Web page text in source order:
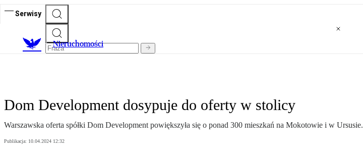
Serwisy
Nieruchomości
Dom Development dosypuje do oferty w stolicy
Warszawska oferta spółki Dom Development powiększyła się o ponad 300 mieszkań na Mokotowie i w Ursusie.
Publikacja: 10.04.2024 12:32